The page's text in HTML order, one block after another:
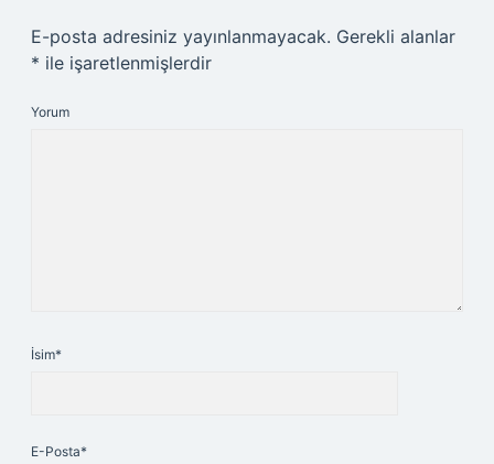
E-posta adresiniz yayınlanmayacak. Gerekli alanlar
* ile işaretlenmişlerdir
Yorum
İsim*
E-Posta*